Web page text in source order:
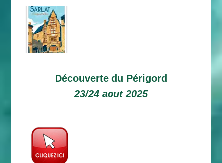
Découverte du Périgord
23/24 aout 2025